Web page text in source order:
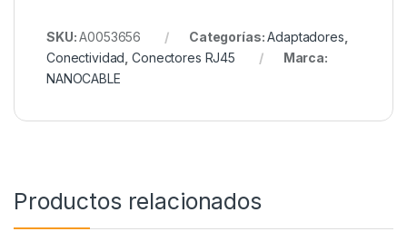
SKU:A0053656 Categorías:Adaptadores
Conectividad ,Conectores RJ45
Marca:
NANOCABLE
Productos relacionados